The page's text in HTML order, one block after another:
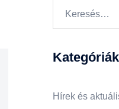
Kategóriák
Hírek és